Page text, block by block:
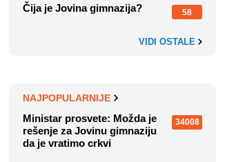
Čija je Jovina gimnazija? 58
VIDI OSTALE
NAJPOPULARNIJE
Ministar prosvete: Možda je
rešenje za Jovinu gimnaziju
da je vratimo crkvi
34008